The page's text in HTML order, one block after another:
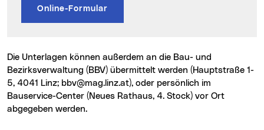
Online-Formular
Die Unterlagen können außerdem an die Bau- und
Bezirksverwaltung (BBV) übermittelt werden (Hauptstraße 1-
5, 4041 Linz; bbv@mag.linz.at), oder persönlich im
Bauservice-Center (Neues Rathaus, 4. Stock) vor Ort
abgegeben werden.